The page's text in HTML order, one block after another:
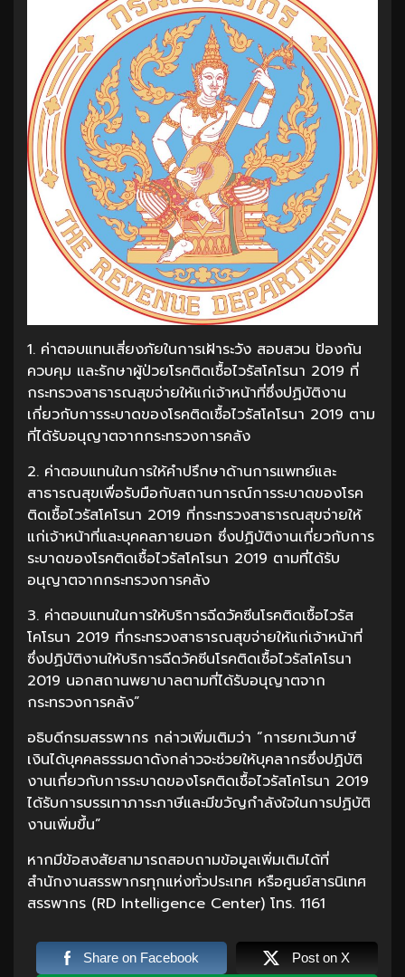
1. ค่าตอบแทนเสี่ยงภัยในการเฝ้าระวัง สอบสวน ป้องกัน
ควบคุม และรักษาผู้ป่วยโรคติดเชื้อไวรัสโคโรนา 2019 ที่
กระทรวงสาธารณสุขจ่ายให้แก่เจ้าหน้าที่ซึ่งปฏิบัติงาน
เกี่ยวกับการระบาดของโรคติดเชื้อไวรัสโคโรนา 2019 ตาม
ที่ได้รับอนุญาตจากกระทรวงการคลัง
2. ค่าตอบแทนในการให้คำปรึกษาด้านการแพทย์และ
สาธารณสุขเพื่อรับมือกับสถานการณ์การระบาดของโรค
ติดเชื้อไวรัสโคโรนา 2019 ที่กระทรวงสาธารณสุขจ่ายให้
แก่เจ้าหน้าที่และบุคคลภายนอก ซึ่งปฏิบัติงานเกี่ยวกับการ
ระบาดของโรคติดเชื้อไวรัสโคโรนา 2019 ตามที่ได้รับ
อนุญาตจากกระทรวงการคลัง
3. ค่าตอบแทนในการให้บริการฉีดวัคซีนโรคติดเชื้อไวรัส
โคโรนา 2019 ที่กระทรวงสาธารณสุขจ่ายให้แก่เจ้าหน้าที่
ซึ่งปฏิบัติงานให้บริการฉีดวัคซีนโรคติดเชื้อไวรัสโคโรนา
2019 นอกสถานพยาบาลตามที่ได้รับอนุญาตจาก
กระทรวงการคลัง”
อธิบดีกรมสรรพากร กล่าวเพิ่มเติมว่า “การยกเว้นภาษี
เงินได้บุคคลธรรมดาดังกล่าวจะช่วยให้บุคลากรซึ่งปฏิบัติ
งานเกี่ยวกับการระบาดของโรคติดเชื้อไวรัสโคโรนา 2019
ได้รับการบรรเทาภาระภาษีและมีขวัญกำลังใจในการปฏิบัติ
งานเพิ่มขึ้น”
หากมีข้อสงสัยสามารถสอบถามข้อมูลเพิ่มเติมได้ที่
สำนักงานสรรพากรทุกแห่งทั่วประเทศ หรือศูนย์สารนิเทศ
สรรพากร (RD Intelligence Center) โทร. 1161
Share on Facebook Post on X